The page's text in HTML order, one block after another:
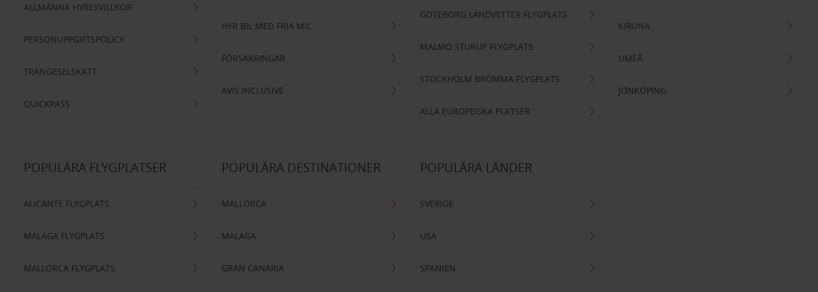
ALLMÄNNA HYRESVILLKOR
PERSONUPPGIFTSPOLICY
TRÄNGESELSKATT
QUICKPASS
HYR BIL MED FRIA MIL
FÖRSÄKRINGAR
AVIS INCLUSIVE
GÖTEBORG LANDVETTER FLYGPLATS
MALMÖ STURUP FLYGPLATS
STOCKHOLM BROMMA FLYGPLATS
ALLA EUROPEISKA PLATSER
KIRUNA
UMEÅ
JÖNKÖPING
POPULÄRA FLYGPLATSER
ALICANTE FLYGPLATS
MALAGA FLYGPLATS
MALLORCA FLYGPLATS
POPULÄRA DESTINATIONER
MALLORCA
MALAGA
GRAN CANARIA
POPULÄRA LÄNDER
SVERIGE
USA
SPANIEN